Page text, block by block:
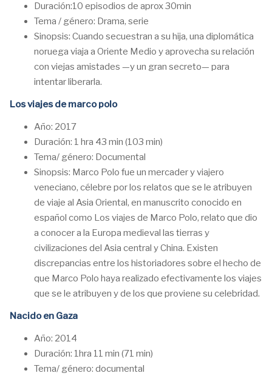
Duración:10 episodios de aprox 30min
Tema / género: Drama, serie
Sinopsis: Cuando secuestran a su hija, una diplomática
noruega viaja a Oriente Medio y aprovecha su relación
con viejas amistades —y un gran secreto— para
intentar liberarla.
Los viajes de marco polo
Año: 2017
Duración: 1 hra 43 min (103 min)
Tema/ género: Documental
Sinopsis: Marco Polo fue un mercader y viajero
veneciano, célebre por los relatos que se le atribuyen
de viaje al Asia Oriental, en manuscrito conocido en
español como Los viajes de Marco Polo, relato que dio
a conocer a la Europa medieval las tierras y
civilizaciones del Asia central y China. Existen
discrepancias entre los historiadores sobre el hecho de
que Marco Polo haya realizado efectivamente los viajes
que se le atribuyen y de los que proviene su celebridad.
Nacido en Gaza
Año: 2014
Duración: 1hra 11 min (71 min)
Tema/ género: documental